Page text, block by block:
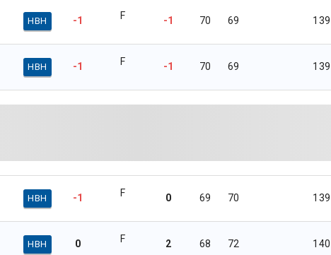
HBH -1 F -1 70 69 139
HBH -1 F -1 70 69 139
HBH -1 F 0 69 70 139
HBH 0 F 2 68 72 140